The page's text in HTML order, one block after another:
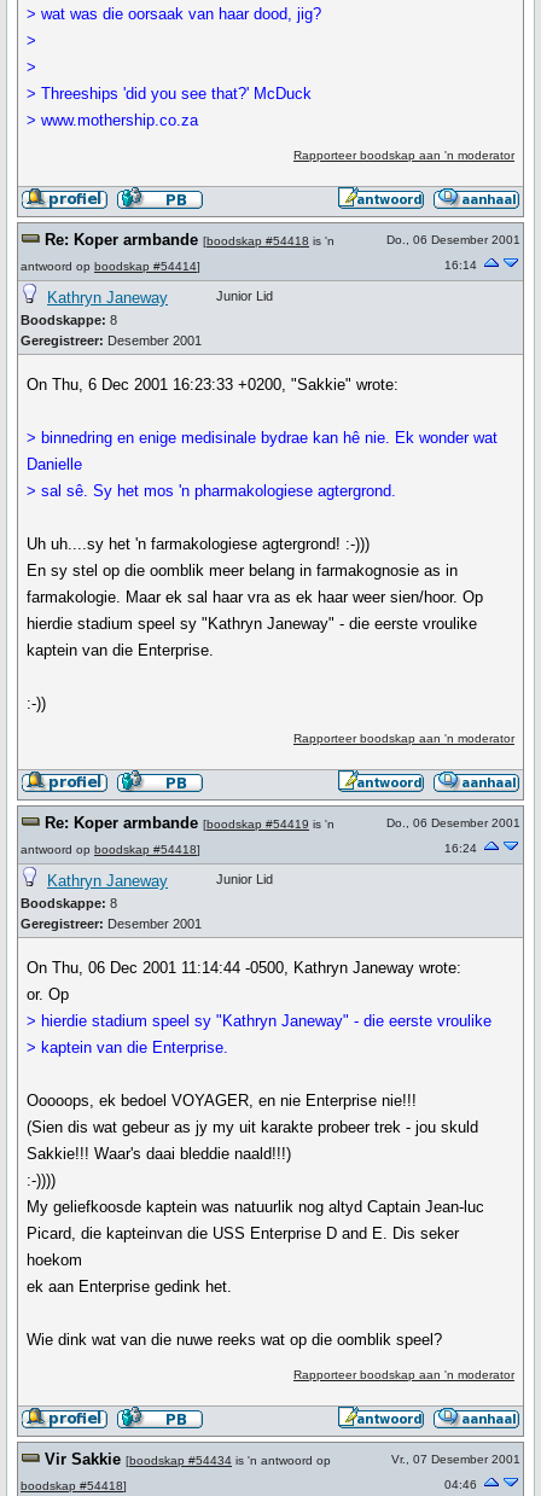
> wat was die oorsaak van haar dood, jig?
>
>
> Threeships 'did you see that?' McDuck
> www.mothership.co.za
Rapporteer boodskap aan 'n moderator
Re: Koper armbande [boodskap #54418 is 'n
antwoord op boodskap #54414]
Do., 06 Desember 2001
16:14
Kathryn Janeway
Boodskappe: 8
Geregistreer: Desember 2001
Junior Lid
On Thu, 6 Dec 2001 16:23:33 +0200, "Sakkie" wrote:
> binnedring en enige medisinale bydrae kan hê nie. Ek wonder wat
Danielle
> sal sê. Sy het mos 'n pharmakologiese agtergrond.
Uh uh....sy het 'n farmakologiese agtergrond! :-)))
En sy stel op die oomblik meer belang in farmakognosie as in
farmakologie. Maar ek sal haar vra as ek haar weer sien/hoor. Op
hierdie stadium speel sy "Kathryn Janeway" - die eerste vroulike
kaptein van die Enterprise.
:-))
Rapporteer boodskap aan 'n moderator
Re: Koper armbande [boodskap #54419 is 'n
antwoord op boodskap #54418]
Do., 06 Desember 2001
16:24
Kathryn Janeway
Boodskappe: 8
Geregistreer: Desember 2001
Junior Lid
On Thu, 06 Dec 2001 11:14:44 -0500, Kathryn Janeway wrote:
or. Op
> hierdie stadium speel sy "Kathryn Janeway" - die eerste vroulike
> kaptein van die Enterprise.
Ooooops, ek bedoel VOYAGER, en nie Enterprise nie!!!
(Sien dis wat gebeur as jy my uit karakte probeer trek - jou skuld
Sakkie!!! Waar's daai bleddie naald!!!)
:-))))
My geliefkoosde kaptein was natuurlik nog altyd Captain Jean-luc
Picard, die kapteinvan die USS Enterprise D and E. Dis seker
hoekom
ek aan Enterprise gedink het.
Wie dink wat van die nuwe reeks wat op die oomblik speel?
Rapporteer boodskap aan 'n moderator
Vir Sakkie [boodskap #54434 is 'n antwoord op
boodskap #54418]
Vr., 07 Desember 2001
04:46